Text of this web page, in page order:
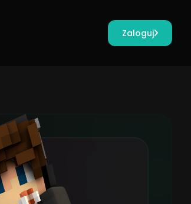
Zaloguj